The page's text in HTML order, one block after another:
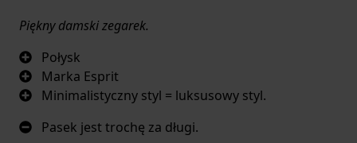
Piękny damski zegarek.
Połysk
Marka Esprit
Minimalistyczny styl = luksusowy styl.
Pasek jest trochę za długi.